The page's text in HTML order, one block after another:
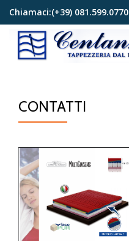
Passa
contenuto
Chiamaci:(+39) 081.599.0770
CONTATTI